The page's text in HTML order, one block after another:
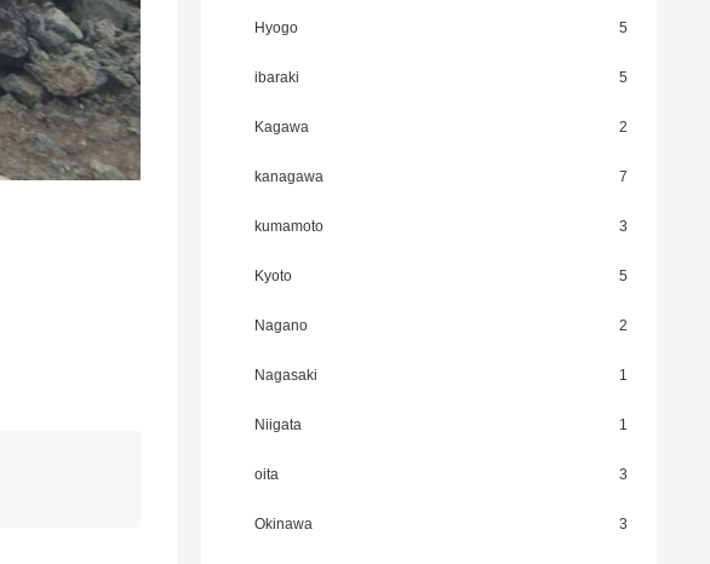
Hyogo 5
ibaraki 5
Kagawa 2
kanagawa 7
kumamoto 3
Kyoto 5
Nagano 2
Nagasaki 1
Niigata 1
oita 3
Okinawa 3